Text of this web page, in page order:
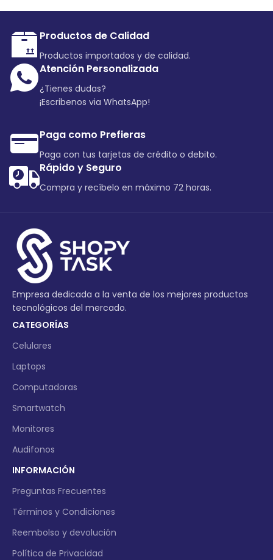
Productos de Calidad
Productos importados y de calidad.
Atención Personalizada
¿Tienes dudas?
¡Escribenos via WhatsApp!
Paga como Prefieras
Paga con tus tarjetas de crédito o debito.
Rápido y Seguro
Compra y recíbelo en máximo 72 horas.
Empresa dedicada a la venta de los mejores productos
tecnológicos del mercado.
CATEGORÍAS
Celulares
Laptops
Computadoras
Smartwatch
Monitores
Audifonos
INFORMACIÓN
Preguntas Frecuentes
Términos y Condiciones
Reembolso y devolución
Política de Privacidad